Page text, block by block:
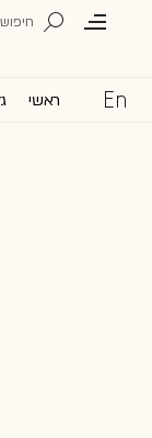
ראשי